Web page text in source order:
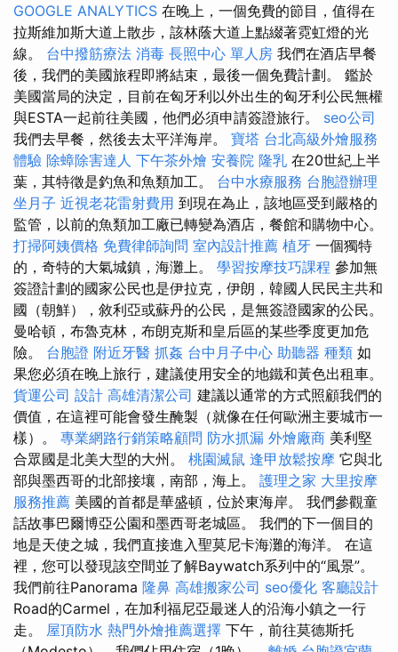
GOOGLE ANALYTICS 在晚上，一個免費的節目，值得在
拉斯維加斯大道上散步，該林蔭大道上點綴著霓虹燈的光
線。 台中撥筋療法 消毒 長照中心 單人房 我們在酒店早餐
後，我們的美國旅程即將結束，最後一個免費計劃。 鑑於
美國當局的決定，目前在匈牙利以外出生的匈牙利公民無權
與ESTA一起前往美國，他們必須申請簽證旅行。 seo公司
我們去早餐，然後去太平洋海岸。 寶塔 台北高級外燴服務
體驗 除蟑除害達人 下午茶外燴 安養院 隆乳 在20世紀上半
葉，其特徵是釣魚和魚類加工。 台中水療服務 台胞證辦理
坐月子 近視老花雷射費用 到現在為止，該地區受到嚴格的
監管，以前的魚類加工廠已轉變為酒店，餐館和購物中心。
打掃阿姨價格 免費律師詢問 室內設計推薦 植牙 一個獨特
的，奇特的大氣城鎮，海灘上。 學習按摩技巧課程 參加無
簽證計劃的國家公民也是伊拉克，伊朗，韓國人民民主共和
國（朝鮮），敘利亞或蘇丹的公民，是無簽證國家的公民。
曼哈頓，布魯克林，布朗克斯和皇后區的某些季度更加危
險。 台胞證 附近牙醫 抓姦 台中月子中心 助聽器 種類 如
果您必須在晚上旅行，建議使用安全的地鐵和黃色出租車。
貨運公司 設計 高雄清潔公司 建議以通常的方式照顧我們的
價值，在這裡可能會發生醃製（就像在任何歐洲主要城市一
樣）。 專業網路行銷策略顧問 防水抓漏 外燴廠商 美利堅
合眾國是北美大型的大州。 桃園滅鼠 逢甲放鬆按摩 它與北
部與墨西哥的北部接壤，南部，海上。 護理之家 大里按摩
服務推薦 美國的首都是華盛頓，位於東海岸。 我們參觀童
話故事巴爾博亞公園和墨西哥老城區。 我們的下一個目的
地是天使之城，我們直接進入聖莫尼卡海灘的海洋。 在這
裡，您可以發現該空間並了解Baywatch系列中的“風景”。
我們前往Panorama 隆鼻 高雄搬家公司 seo優化 客廳設計
Road的Carmel，在加利福尼亞最迷人的沿海小鎮之一行
走。 屋頂防水 熱門外燴推薦選擇 下午，前往莫德斯托